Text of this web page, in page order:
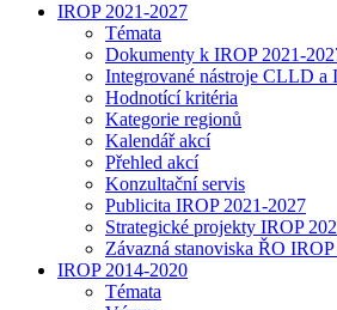
IROP 2021-2027
Témata
Dokumenty k IROP 2021-
Integrované nástroje CLLD
Hodnotící kritéria
Kategorie regionů
Kalendář akcí
Přehled akcí
Konzultační servis
Publicita IROP 2021-2027
Strategické projekty IROP
Závazná stanoviska ŘO
IROP 2014-2020
Témata